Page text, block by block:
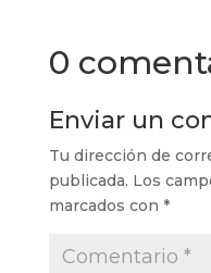
0
Enviar un
Tu dirección de
publicada. Los
marcados con *